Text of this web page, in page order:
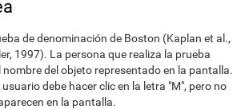
de denominación de Boston (Kaplan et al.,
1997). La persona que realiza la prueba
del objeto representado en la pantalla.
debe hacer clic en la letra "M", pero no
en la pantalla.